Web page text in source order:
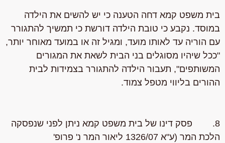
בית משפט קמא דחה הטענה כי יש להשים את הילדה
במוסד. נקבע כי טובת הילדה דורשת כי תמשיך להתגורר
עם הוריה עד לאותו מועד, ומגיל זה או במועד מאוחר יותר,
"ככל שיהיו מסוגלים בני הבית לשאת את המגורים
המשותפים", תעבור הילדה להתגורר בצמידות לבית
ההורים בליווי מטפל צמוד.
8. פסק דינו של בית משפט קמא ניתן לפני שנפסקה
הלכת המר (ע"א 1326/07 ליאור המר נ' פרופ'